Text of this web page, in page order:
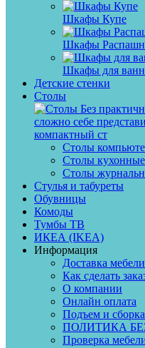
Шкафы Купе
Шкафы
Шкафы для
Детские стенки
Столы
Без
сложно себе
компактный ст
Столы
Столы кухонные
Столы
Стулья и табуреты
Обувницы
Комоды
Тумбы ТВ
ИКЕА (IKEA)
Информация
Доставка
Как сделать
О компании
Онлайн оплата
Подъем и
ПОЛИТИКА
Проверка